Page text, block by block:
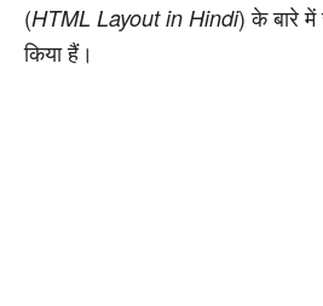
(HTML Layout in Hindi) के बारे
किया हैं।